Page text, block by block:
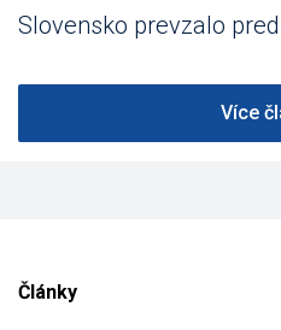
Slovensko prevzalo
Více
Články